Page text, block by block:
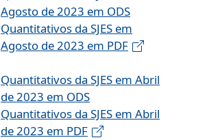
Agosto de 2023 em ODS
Quantitativos da SJES em
Agosto de 2023 em PDF
Quantitativos da SJES em Abril
de 2023 em ODS
Quantitativos da SJES em Abril
de 2023 em PDF